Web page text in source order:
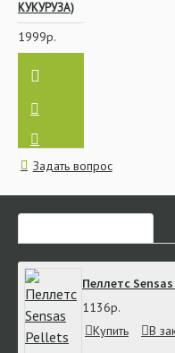
КУКУРУЗА)
1999р.
Задать вопрос
Пеллетс
1136р.
Купить
В